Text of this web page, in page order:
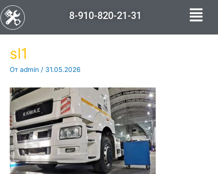
8-910-820-21-31
sl1
От admin / 31.05.2026